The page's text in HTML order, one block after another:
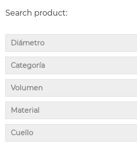
Search product:
Diámetro
Categoría
Volumen
Material
Cuello